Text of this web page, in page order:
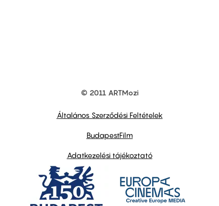
© 2011 ARTMozi
Általános Szerződési Feltételek
BudapestFilm
Adatkezelési tájékoztató